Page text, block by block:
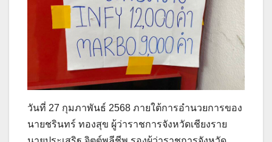
วันที่ 27 กุมภาพันธ์ 2568 ภายใต้การอำนวยการของ
นายชรินทร์ ทองสุข ผู้ว่าราชการจังหวัดเชียงราย